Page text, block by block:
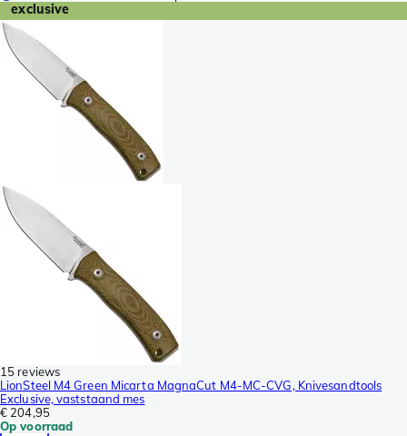
exclusive
15 reviews
LionSteel M4 Green Micarta MagnaCut M4-MC-CVG, Knivesandtools
Exclusive, vaststaand mes
€ 204,95
Op voorraad